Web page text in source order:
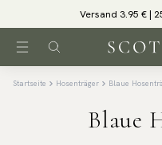
Versand 3.95 € |
Startseite Hosenträger Blaue
Blaue